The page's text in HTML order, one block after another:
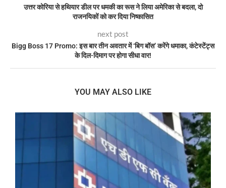
उत्तर कोरिया से हथियार डील पर धमकी का रूस ने लिया अमेरिका से बदला, दो
राजनयिकों को कर दिया निष्कासित
next post
Bigg Boss 17 Promo: इस बार तीन अवतार में ‘बिग बॉस’ करेंगे धमाका, कंटेस्टेंट्स
के दिल-दिमाग पर होगा सीधा वार!
YOU MAY ALSO LIKE